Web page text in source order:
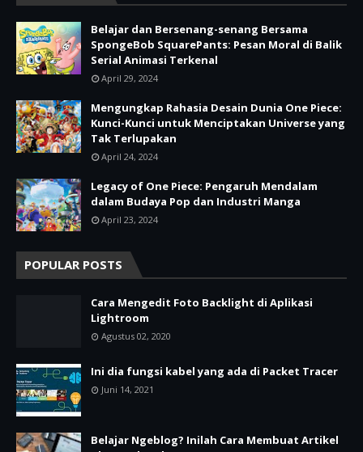
Belajar dan Bersenang-senang Bersama
SpongeBob SquarePants: Pesan Moral di Balik
Serial Animasi Terkenal
April 29, 2024
Mengungkap Rahasia Desain Dunia One Piece:
Kunci-Kunci untuk Menciptakan Universe yang
Tak Terlupakan
April 24, 2024
Legacy of One Piece: Pengaruh Mendalam
dalam Budaya Pop dan Industri Manga
April 23, 2024
POPULAR POSTS
Cara Mengedit Foto Backlight di Aplikasi
Lightroom
Agustus 02, 2020
Ini dia fungsi kabel yang ada di Packet Tracer
Juni 14, 2021
Belajar Ngeblog? Inilah Cara Membuat Artikel